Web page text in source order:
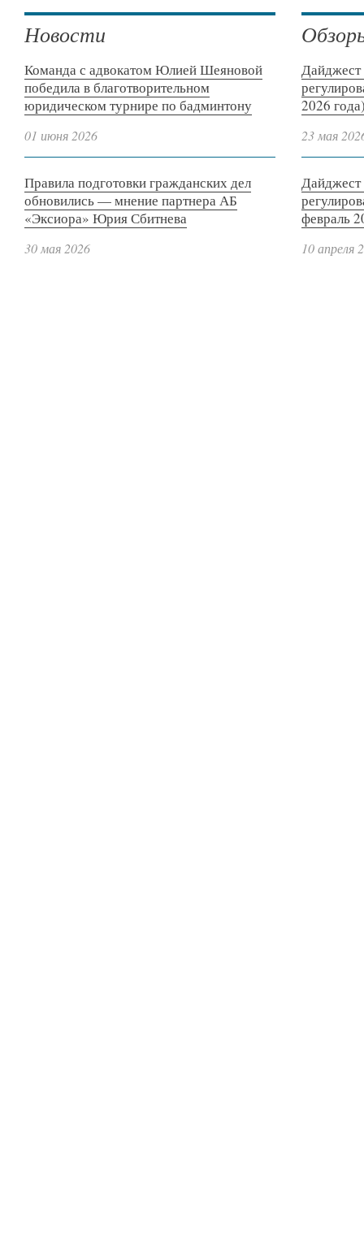
Новости
Команда с адвокатом Юлией Шеяновой
победила в благотворительном
юридическом турнире по бадминтону
01 июня 2026
Правила подготовки гражданских дел
обновились — мнение партнера АБ
«Эксиора» Юрия Сбитнева
30 мая 2026
Дайджест
2026
23 мая
Дайджест
февраль
10 апреля